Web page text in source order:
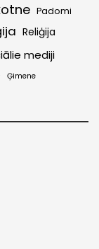
Padomi
Reliģija
mediji
Ģimene